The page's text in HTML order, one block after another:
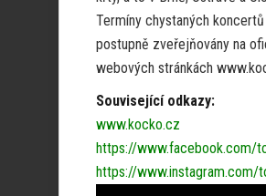
Termíny chystaných
postupně zveřejňovány na
webových stránkách
Související odkazy:
www.kocko.cz
https://www.facebook.com/
https://www.instagram.com/